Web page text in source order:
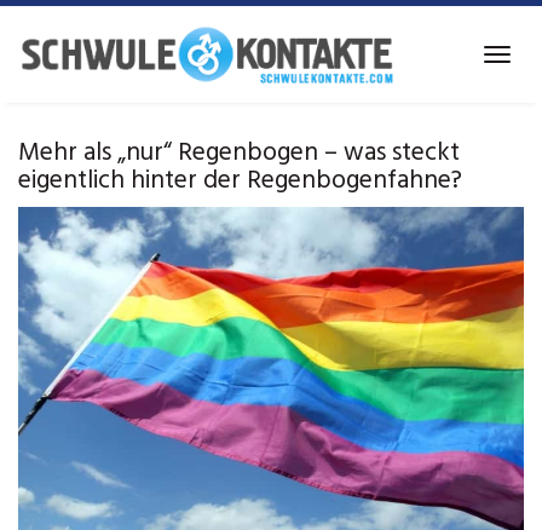
Skip
main
Mehr als „nur“ Regenbogen – was steckt
eigentlich hinter der Regenbogenfahne?